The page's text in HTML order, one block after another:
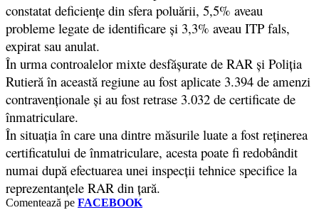
constatat deficiențe din sfera poluării, 5,5% aveau
probleme legate de identificare și 3,3% aveau ITP fals,
expirat sau anulat.
În urma controalelor mixte desfășurate de RAR și Poliția
Rutieră în această regiune au fost aplicate 3.394 de amenzi
contravenționale și au fost retrase 3.032 de certificate de
înmatriculare.
În situația în care una dintre măsurile luate a fost reținerea
certificatului de înmatriculare, acesta poate fi redobândit
numai după efectuarea unei inspecții tehnice specifice la
reprezentanțele RAR din țară.
Comentează pe FACEBOOK